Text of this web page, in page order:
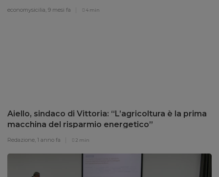
economysicilia, 9 mesi fa 4 min
Aiello, sindaco di Vittoria: “L’agricoltura è la prima
macchina del risparmio energetico”
Redazione, 1 anno fa 2 min